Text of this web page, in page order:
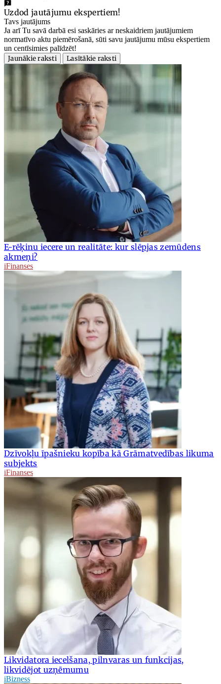
Uzdod jautājumu ekspertiem!
Tavs jautājums
Ja arī Tu savā darbā esi saskāries ar neskaidriem jautājumiem
normatīvo aktu piemērošanā, sūti savu jautājumu mūsu ekspertiem
un centīsimies palīdzēt!
Jaunākie raksti
Lasītākie raksti
E-rēķinu iecere un realitāte: kur slēpjas zemūdens
akmeņi?
iFinanses
Dzīvokļu īpašnieku kopība kā Grāmatvedības likuma
subjekts
iFinanses
Likvidatora iecelšana, pilnvaras un funkcijas,
likvidējot uzņēmumu
iBizness